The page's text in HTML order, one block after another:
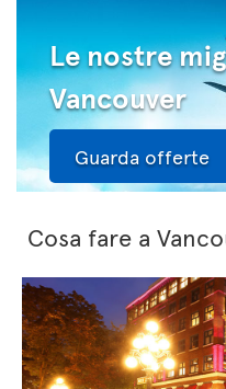
Le nostre
Vancouver
Guarda offerte
Cosa fare a